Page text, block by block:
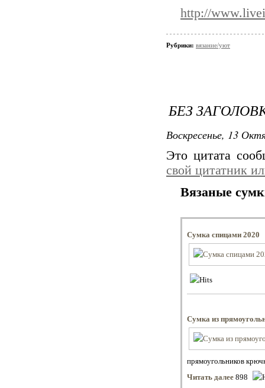
http://
Рубрики: вязание/уют
БЕЗ
Воскресенье, 13
Это цитата
свой цитатник
Вязаные
Сумка спицами 2020
Сумка из
прямоугольников
Читать далее 898